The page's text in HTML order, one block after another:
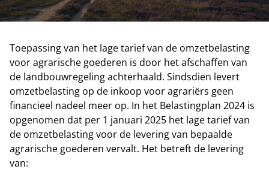
Toepassing van het lage tarief van de omzetbelasting
voor agrarische goederen is door het afschaffen van
de landbouwregeling achterhaald. Sindsdien levert
omzetbelasting op de inkoop voor agrariërs geen
financieel nadeel meer op. In het Belastingplan 2024 is
opgenomen dat per 1 januari 2025 het lage tarief van
de omzetbelasting voor de levering van bepaalde
agrarische goederen vervalt. Het betreft de levering
van: